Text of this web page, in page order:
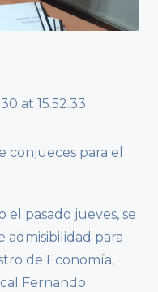
conjueces para el
pasado jueves, se
admisibilidad para
de Economía,
Fernando